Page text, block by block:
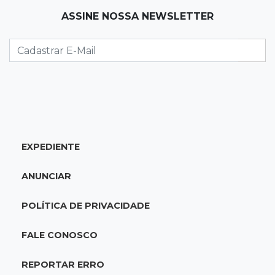
Eleitorado aprova teste da urna, mas diz que
colinha será "fundamental"
Escolas municipais lideram notas do Ensino
às quartas da Copa do Brasil
ASSINE NOSSA NEWSLETTER
EXPEDIENTE
ANUNCIAR
POLÍTICA DE PRIVACIDADE
FALE CONOSCO
REPORTAR ERRO